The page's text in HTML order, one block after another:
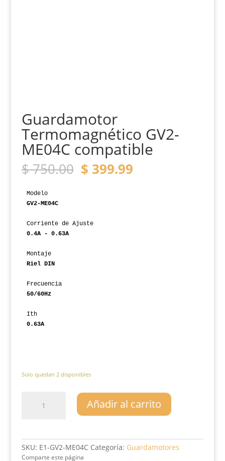
Guardamotor
Termomagnético GV2-
ME04C compatible
$750.00 El
precio
$ 399.99El
Modelo
GV2-ME04C
Corriente de Ajuste
0.4A - 0.63A
Montaje
Riel DIN
Frecuencia
50/60Hz
Ith
0.63A
Solo quedan 2 disponibles
Termomagnético
cantidad
Añadir al carrito
SKU: E1-GV2-ME04C Categoría: Guardamotores
Comparte este página